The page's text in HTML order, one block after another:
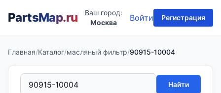
PartsMap.ru
Ваш город:
Москва
Войти Регистрация
Главная/Каталог/масляный фильтр/90915-10004
Найти